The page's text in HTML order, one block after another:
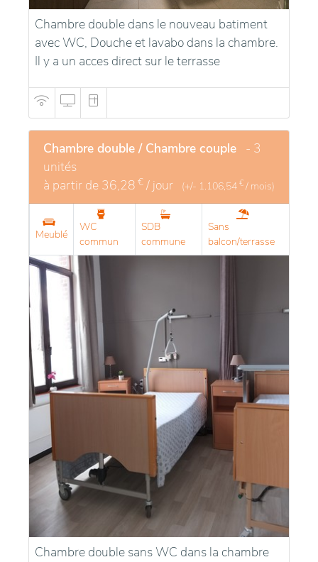
Chambre double dans le nouveau batiment
avec WC, Douche et lavabo dans la chambre.
Il y a un acces direct sur le terrasse
Chambre double / Chambre couple - 3
unités
à partir de 36,28 € / jour (+/- 1.106,54 € / mois)
Meublé
WC
commun
SDB
commune
Sans
balcon/terrasse
Chambre double sans WC dans la chambre